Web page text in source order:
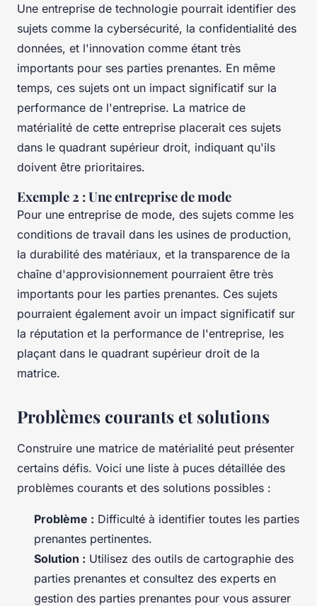
Une entreprise de technologie pourrait identifier des
sujets comme la cybersécurité, la confidentialité des
données, et l'innovation comme étant très
importants pour ses parties prenantes. En même
temps, ces sujets ont un impact significatif sur la
performance de l'entreprise. La matrice de
matérialité de cette entreprise placerait ces sujets
dans le quadrant supérieur droit, indiquant qu'ils
doivent être prioritaires.
Exemple 2 : Une entreprise de mode
Pour une entreprise de mode, des sujets comme les
conditions de travail dans les usines de production,
la durabilité des matériaux, et la transparence de la
chaîne d'approvisionnement pourraient être très
importants pour les parties prenantes. Ces sujets
pourraient également avoir un impact significatif sur
la réputation et la performance de l'entreprise, les
plaçant dans le quadrant supérieur droit de la
matrice.
Problèmes courants et solutions
Construire une matrice de matérialité peut présenter
certains défis. Voici une liste à puces détaillée des
problèmes courants et des solutions possibles :
Problème : Difficulté à identifier toutes les parties
prenantes pertinentes.
Solution : Utilisez des outils de cartographie des
parties prenantes et consultez des experts en
gestion des parties prenantes pour vous assurer